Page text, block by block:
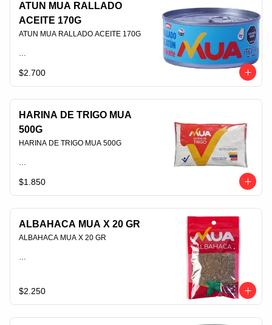
ATUN MUA RALLADO
ACEITE 170G
ATUN MUA RALLADO ACEITE 170G
$2.700
HARINA DE TRIGO MUA
500G
HARINA DE TRIGO MUA 500G
$1.850
ALBAHACA MUA X 20 GR
ALBAHACA MUA X 20 GR
PLU 006553
$2.250